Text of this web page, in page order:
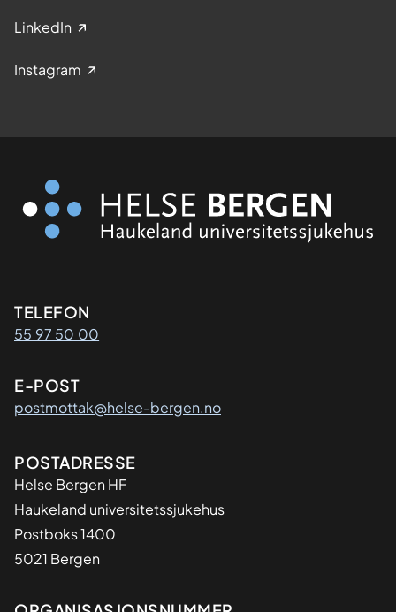
LinkedIn
Instagram
Kontaktinformasjon
TELEFON
55 97 50 00
E-POST
postmottak@helse-bergen.no
Adresse
POSTADRESSE
Helse Bergen HF
Haukeland universitetssjukehus
Postboks 1400
5021 Bergen